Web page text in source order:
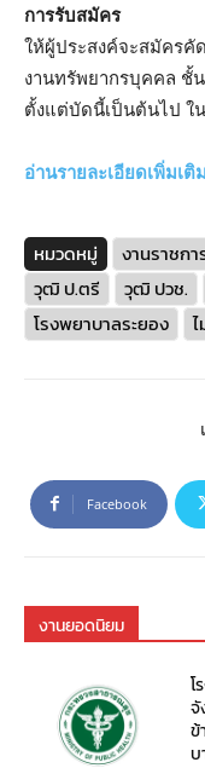
การรับสมัคร
ให้ผู้ประสงค์จะสมัครคั
งานทรัพยากรบุคคล ชั้
ตั้งแต่บัดนี้เป็นต้นไป ใ
อ่านรายละเอียดเพิ่มเ
หมวดหมู่ งานราชกา
วุฒิ ป.ตรี
วุฒิ ปวช.
โรงพยาบาลระยอง
Facebook
งานยอดนิยม
โ
จั
ข้
บ